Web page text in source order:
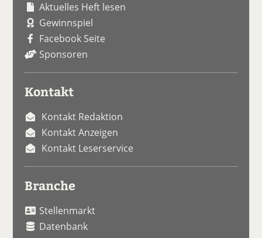
Aktuelles Heft lesen
Gewinnspiel
Facebook Seite
Sponsoren
Kontakt
Kontakt Redaktion
Kontakt Anzeigen
Kontakt Leserservice
Branche
Stellenmarkt
Datenbank